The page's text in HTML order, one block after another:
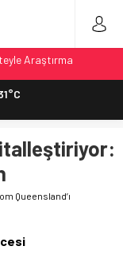
Araştırma
Yeşil Yatırım Ödülü
%70 Artacak
Tesis
İlk Rayı Sevk Etti
Queensland’ı